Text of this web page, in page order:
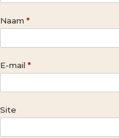
Naam *
E-mail *
Site